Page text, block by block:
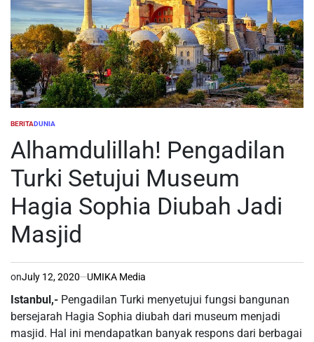
POSTED
BERITADUNIA
Alhamdulillah! Pengadilan
Turki Setujui Museum
Hagia Sophia Diubah Jadi
Masjid
onJuly 12, 2020 UMIKA Media
Istanbul,- Pengadilan Turki menyetujui fungsi bangunan
bersejarah Hagia Sophia diubah dari museum menjadi
masjid. Hal ini mendapatkan banyak respons dari berbagai